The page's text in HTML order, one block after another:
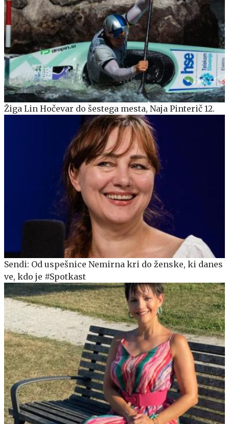
Žiga Lin Hočevar do šestega mesta, Naja Pinterič 12.
Sendi: Od uspešnice Nemirna kri do ženske, ki danes
ve, kdo je #Spotkast